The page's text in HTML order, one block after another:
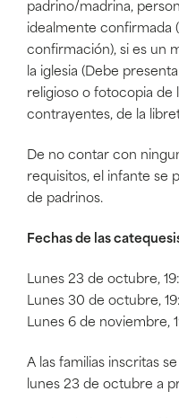
padrino/madrina,
idealmente confirmada
confirmación), si es un
la iglesia (Debe
religioso o fotocopia de
contrayentes, de la
De no contar con
requisitos, el infante se
de padrinos.
Fechas de las
Lunes 23 de octubre,
Lunes 30 de octubre,
Lunes 6 de noviembre,
A las familias inscritas
lunes 23 de octubre a